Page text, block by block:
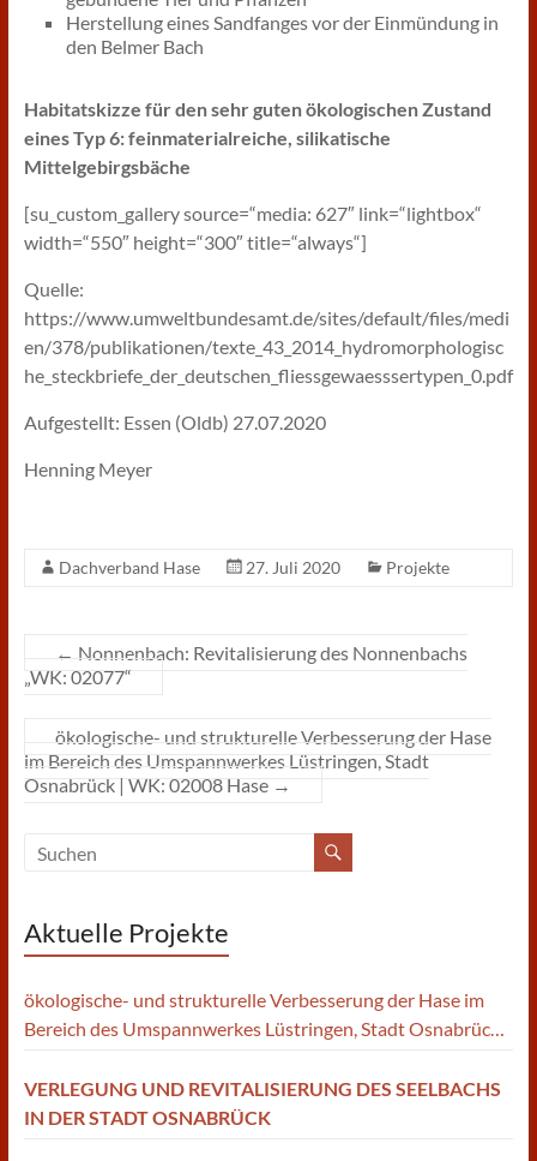
Herstellung eines Sandfanges vor der Einmündung in
den Belmer Bach
Habitatskizze für den sehr guten ökologischen Zustand
eines Typ 6: feinmaterialreiche, silikatische
Mittelgebirgsbäche
[su_custom_gallery source=“media: 627″ link=“lightbox“
width=“550″ height=“300″ title=“always“]
Quelle:
https://www.umweltbundesamt.de/sites/default/files/medi
en/378/publikationen/texte_43_2014_hydromorphologisc
he_steckbriefe_der_deutschen_fliessgewaesssertypen_0.pdf
Aufgestellt: Essen (Oldb) 27.07.2020
Henning Meyer
Dachverband Hase 27. Juli 2020 Projekte
← Nonnenbach: Revitalisierung des Nonnenbachs
„WK: 02077“
ökologische- und strukturelle Verbesserung der Hase
im Bereich des Umspannwerkes Lüstringen, Stadt
Osnabrück | WK: 02008 Hase →
Aktuelle Projekte
ökologische- und strukturelle Verbesserung der Hase im
Bereich des Umspannwerkes Lüstringen, Stadt Osnabrück |
VERLEGUNG UND REVITALISIERUNG DES SEELBACHS
IN DER STADT OSNABRÜCK